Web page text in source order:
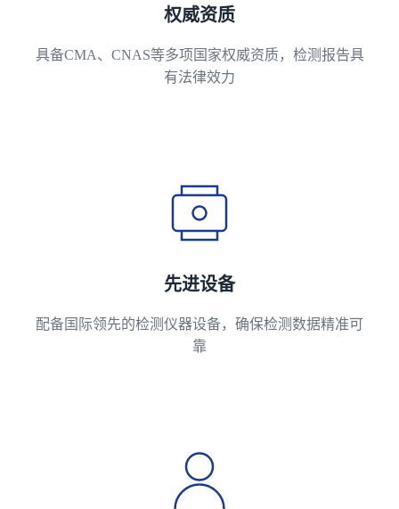
权威资质
具备CMA、CNAS等多项国家权威资质，检测报告具
有法律效力
先进设备
配备国际领先的检测仪器设备，确保检测数据精准可
靠